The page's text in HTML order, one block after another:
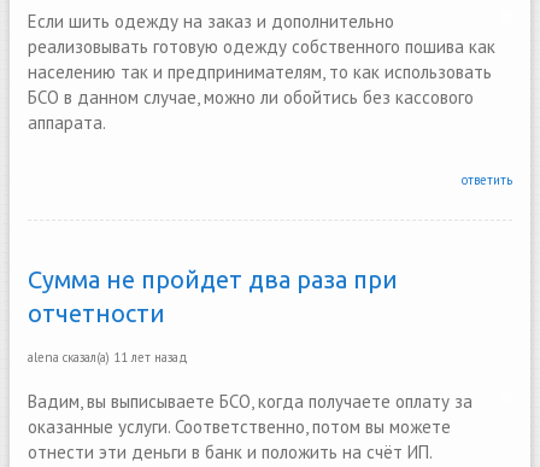
Если шить одежду на заказ и дополнительно
реализовывать готовую одежду собственного пошива как
населению так и предпринимателям, то как использовать
БСО в данном случае, можно ли обойтись без кассового
аппарата.
ответить
Сумма не пройдет два раза при
отчетности
alena сказал(а) 11 лет назад
Вадим, вы выписываете БСО, когда получаете оплату за
оказанные услуги. Соответственно, потом вы можете
отнести эти деньги в банк и положить на счёт ИП.